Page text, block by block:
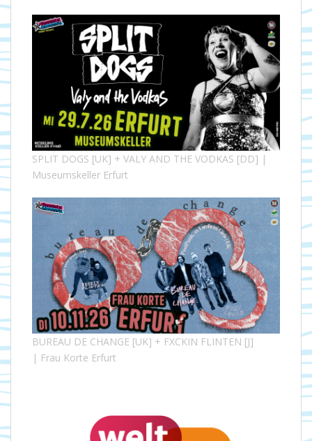
SPLIT DOGS [UK] + VALY AND THE VODKAS [DD] |
Museumskeller Erfurt
BUREAU DE CHANGE [UK] + FXCKIN FLINTEN [J]
| Frau Korte Erfurt